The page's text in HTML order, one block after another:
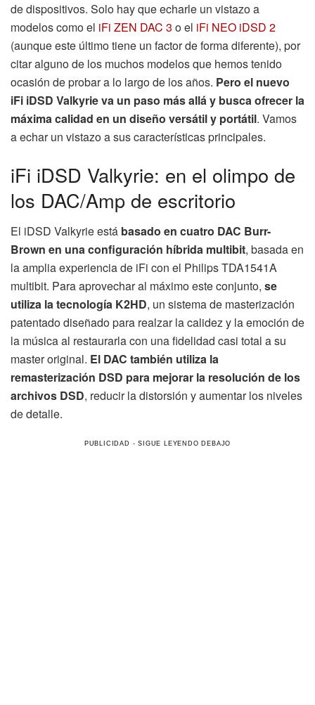
de dispositivos. Solo hay que echarle un vistazo a
modelos como el iFi ZEN DAC 3 o el iFi NEO iDSD 2
(aunque este último tiene un factor de forma diferente), por
citar alguno de los muchos modelos que hemos tenido
ocasión de probar a lo largo de los años. Pero el nuevo
iFi iDSD Valkyrie va un paso más allá y busca ofrecer la
máxima calidad en un diseño versátil y portátil. Vamos
a echar un vistazo a sus características principales.
iFi iDSD Valkyrie: en el olimpo de
los DAC/Amp de escritorio
El iDSD Valkyrie está basado en cuatro DAC Burr-
Brown en una configuración híbrida multibit, basada en
la amplia experiencia de iFi con el Philips TDA1541A
multibit. Para aprovechar al máximo este conjunto, se
utiliza la tecnología K2HD, un sistema de masterización
patentado diseñado para realzar la calidez y la emoción de
la música al restaurarla con una fidelidad casi total a su
master original. El DAC también utiliza la
remasterización DSD para mejorar la resolución de los
archivos DSD, reducir la distorsión y aumentar los niveles
de detalle.